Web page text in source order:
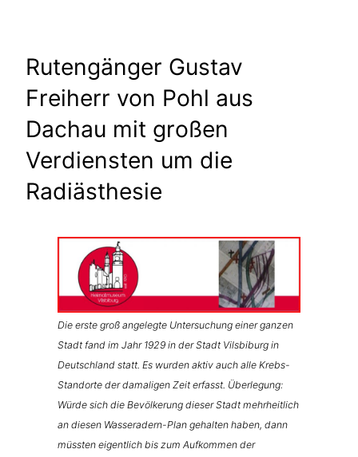
Rutengänger Gustav
Freiherr von Pohl aus
Dachau mit großen
Verdiensten um die
Radiästhesie
Die erste groß angelegte Untersuchung einer ganzen
Stadt fand im Jahr 1929 in der Stadt Vilsbiburg in
Deutschland statt. Es wurden aktiv auch alle Krebs-
Standorte der damaligen Zeit erfasst. Überlegung:
Würde sich die Bevölkerung dieser Stadt mehrheitlich
an diesen Wasseradern-Plan gehalten haben, dann
müssten eigentlich bis zum Aufkommen der